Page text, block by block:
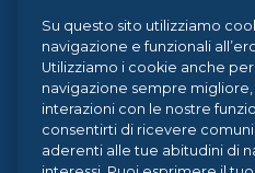
Accessibilità
Privacy
Termini e Condizioni
Cookie Policy
Su questo sito utilizziamo
navigazione e funzionali
Utilizziamo i cookie anche
navigazione sempre
interazioni con le nostre
consentirti di ricevere
aderenti alle tue abitudini di